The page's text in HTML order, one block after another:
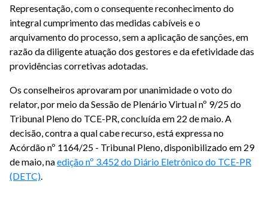
Representação, com o consequente reconhecimento do
integral cumprimento das medidas cabíveis e o
arquivamento do processo, sem a aplicação de sanções, em
razão da diligente atuação dos gestores e da efetividade das
providências corretivas adotadas.
Os conselheiros aprovaram por unanimidade o voto do
relator, por meio da Sessão de Plenário Virtual nº 9/25 do
Tribunal Pleno do TCE-PR, concluída em 22 de maio. A
decisão, contra a qual cabe recurso, está expressa no
Acórdão nº 1164/25 - Tribunal Pleno, disponibilizado em 29
de maio, naedição nº 3.452 do Diário Eletrônico do TCE-PR
(DETC).